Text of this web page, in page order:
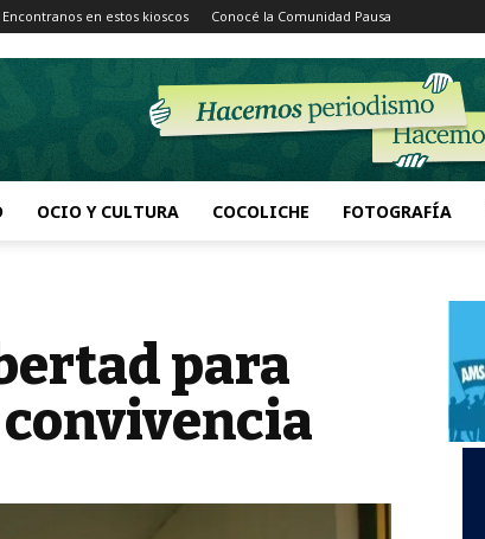
Encontranos en estos kioscos Conocé la Comunidad Pausa
OCIO Y CULTURA COCOLICHE FOTOGRAFÍA
para